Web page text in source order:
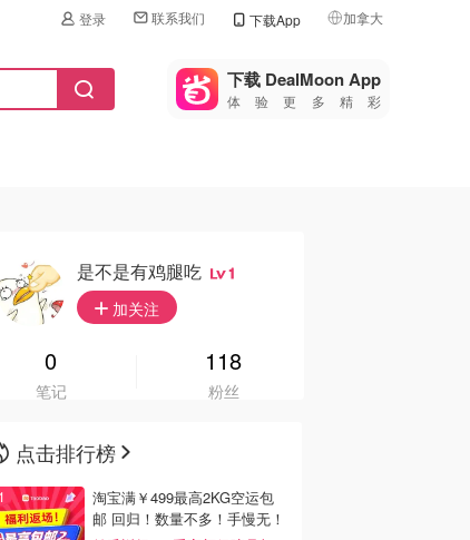
登录 联系我们 下载App 加拿大
🇺🇸
美国
🇨🇳中国
🇩🇪
🇮🇹
🇦🇺
下载 DealMoon App
体验更多精彩
是不是有鸡腿吃 1
加关注
0
笔记
118
粉丝
点击排行榜
淘宝满￥499最高2KG空运包
邮 回归！数量不多！手慢无！